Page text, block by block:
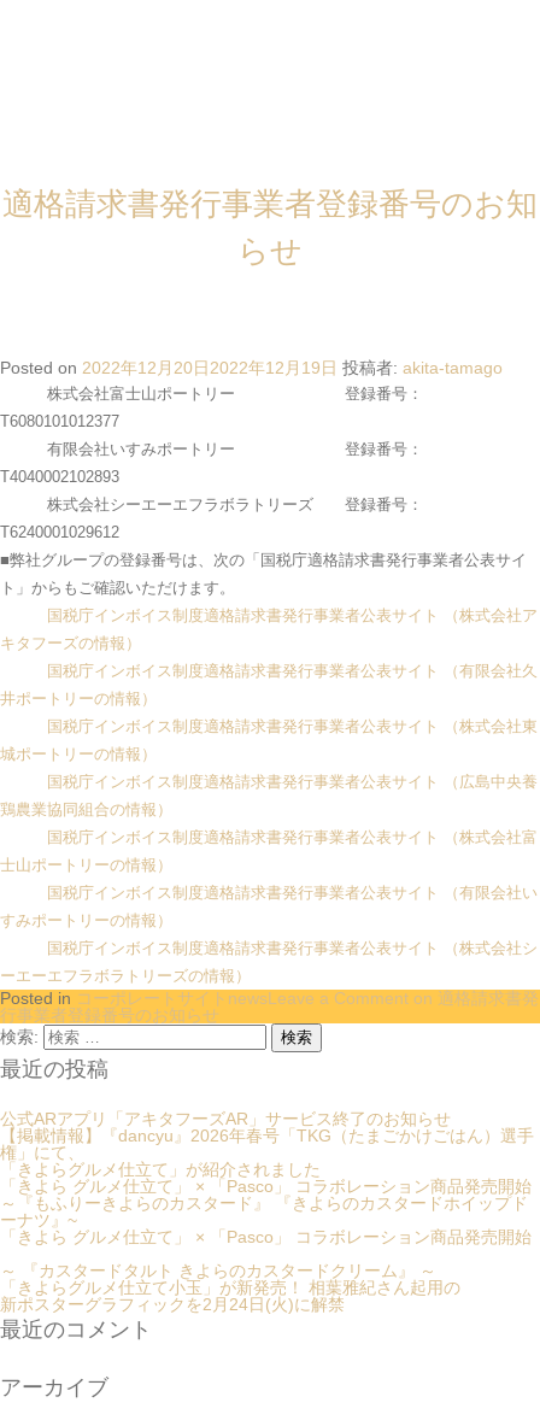
適格請求書発行事業者登録番号のお知
らせ
Posted on 2022年12月20日 2022年12月19日 投稿者: akita-tamago
T2240001029715
T4240005007954
株式会社富士山ポートリー 登録番号：
T6080101012377
有限会社いすみポートリー 登録番号：
T4040002102893
株式会社シーエーエフラボラトリーズ 登録番号：
T6240001029612
■弊社グループの登録番号は、次の「国税庁適格請求書発行事業者公表サイ
ト」からもご確認いただけます。
国税庁インボイス制度適格請求書発行事業者公表サイト （株式会社ア
キタフーズの情報）
国税庁インボイス制度適格請求書発行事業者公表サイト （有限会社久
井ポートリーの情報）
国税庁インボイス制度適格請求書発行事業者公表サイト （株式会社東
城ポートリーの情報）
国税庁インボイス制度適格請求書発行事業者公表サイト （広島中央養
鶏農業協同組合の情報）
国税庁インボイス制度適格請求書発行事業者公表サイト （株式会社富
士山ポートリーの情報）
国税庁インボイス制度適格請求書発行事業者公表サイト （有限会社い
すみポートリーの情報）
国税庁インボイス制度適格請求書発行事業者公表サイト （株式会社シ
ーエーエフラボラトリーズの情報）
Posted in コーポレートサイトnewsLeave a Comment on 適格請求書発
行事業者登録番号のお知らせ
検索:
最近の投稿
公式ARアプリ「アキタフーズAR」サービス終了のお知らせ
【掲載情報】『dancyu』2026年春号「TKG（たまごかけごはん）選手
権」にて、
「きよらグルメ仕立て」が紹介されました
「きよら グルメ仕立て」 × 「Pasco」 コラボレーション商品発売開始
～『もふりーきよらのカスタード』 『きよらのカスタードホイップド
ーナツ』~
「きよら グルメ仕立て」 × 「Pasco」 コラボレーション商品発売開始
～ 『カスタードタルト きよらのカスタードクリーム』 ～
「きよらグルメ仕立て小玉」が新発売！ 相葉雅紀さん起用の
新ポスターグラフィックを2月24日(火)に解禁
最近のコメント
アーカイブ